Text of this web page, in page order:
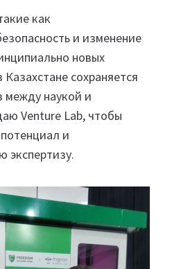
как
и изменение
новых
сохраняется
между наукой и
Venture Lab, чтобы
и
экспертизу.